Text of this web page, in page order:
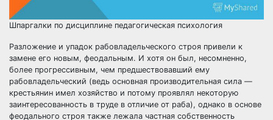
Шпаргалки по дисциплине педагогическая психология
Разложение и упадок рабовладельческого строя привели к
замене его новым, феодальным. И хотя он был, несомненно,
более прогрессивным, чем предшествовавший ему
рабовладельческий (ведь основная производительная сила —
крестьянин имел хозяйство и потому проявлял некоторую
заинтересованность в труде в отличие от раба), однако в основе
феодального строя также лежала частная собственность